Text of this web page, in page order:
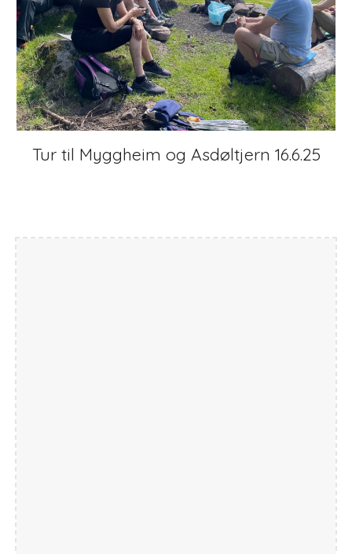
Tur til Myggheim og Asdøltjern 16.6.25